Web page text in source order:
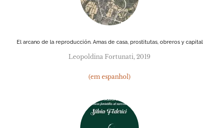
El arcano de la reproducción. Amas de casa, prostitutas, obreros y capital
Leopoldina Fortunati, 2019
(em espanhol)